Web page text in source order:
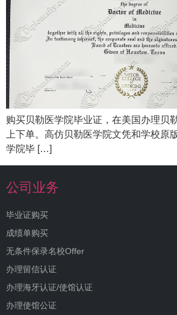
购买贝勒医学院毕业证，在美国办理贝
上下单。高仿贝勒医学院文凭和学校原
学院毕 […]
公司业务
毕业证购买
成绩单购买
无条件保录名校Offer
办理留信认证
办理海牙认证/使馆认证
办理使馆公证